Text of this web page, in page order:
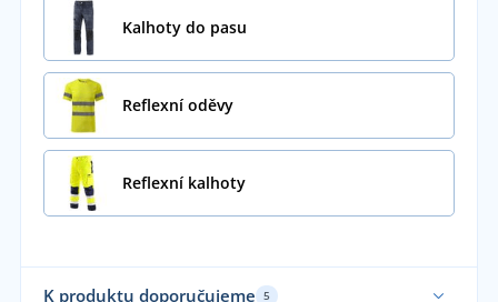
Kalhoty do pasu
Reflexní oděvy
Reflexní kalhoty
K produktu doporučujeme 5